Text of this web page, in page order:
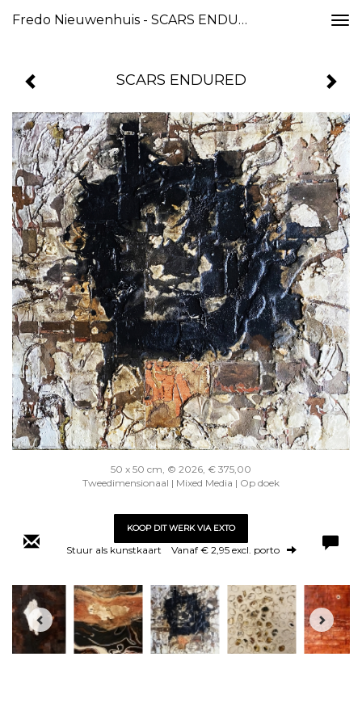
Fredo Nieuwenhuis - SCARS ENDURED
SCARS ENDURED
50 x 50 cm, © 2026, € 375,00
Tweedimensionaal | Mixed Media | Op doek
KOOP DIT WERK VIA EXTO
Stuur als kunstkaart Vanaf € 2,95 excl. porto